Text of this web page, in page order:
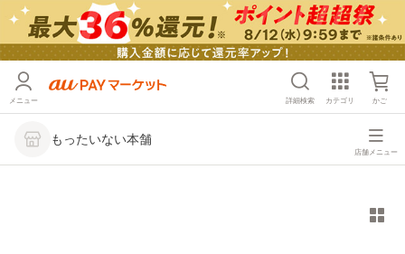
メニュー 詳細検索 カテゴリ かご
もったいない本舗
店舗メニュー